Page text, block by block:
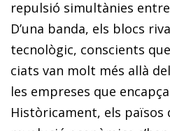
repulsió simultànies
D’una banda, els blocs
tecnològic, conscients
ciats van molt més allà
les empreses que
Històricament, els països